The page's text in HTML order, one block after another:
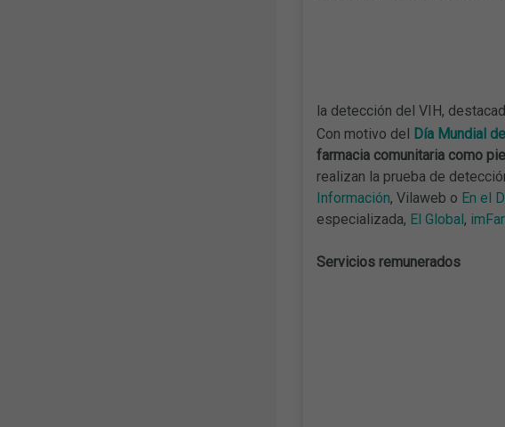
la detección del VIH,
Con motivo del
Día Mundial
farmacia comunitaria como
realizan la prueba de
Información, Vilaweb o En el
especializada, El Global ,
Servicios remunerados